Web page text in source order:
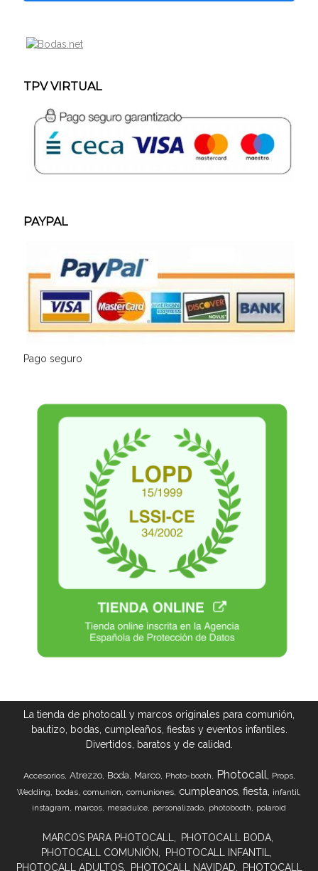
TPV VIRTUAL
PAYPAL
Pago seguro
La tienda de photocall y marcos originales para comunión,
bautizo, bodas, cumpleaños, fiestas y eventos infantiles.
Divertidos, baratos y de calidad.
Accesorios Atrezzo Boda Marco Photo-booth Photocall Props
Wedding bodas comunion comuniones cumpleanos fiesta infantil
instagram marcos mesadulce personalizado photobooth polaroid
MARCOS PARA PHOTOCALL
PHOTOCALL BODA
PHOTOCALL COMUNIÓN
PHOTOCALL INFANTIL
PHOTOCALL ADULTOS
PHOTOCALL NAVIDAD PHOTOCALL